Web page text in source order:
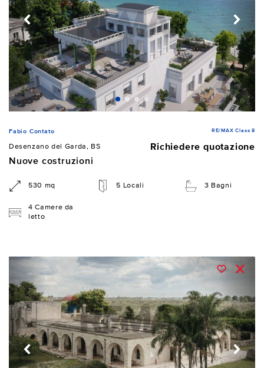
Fabio Contato RE/MAX Class 8
Desenzano del Garda, BS
Richiedere quotazione
Nuove costruzioni
530 mq 5 Locali 3 Bagni
4 Camere da
letto